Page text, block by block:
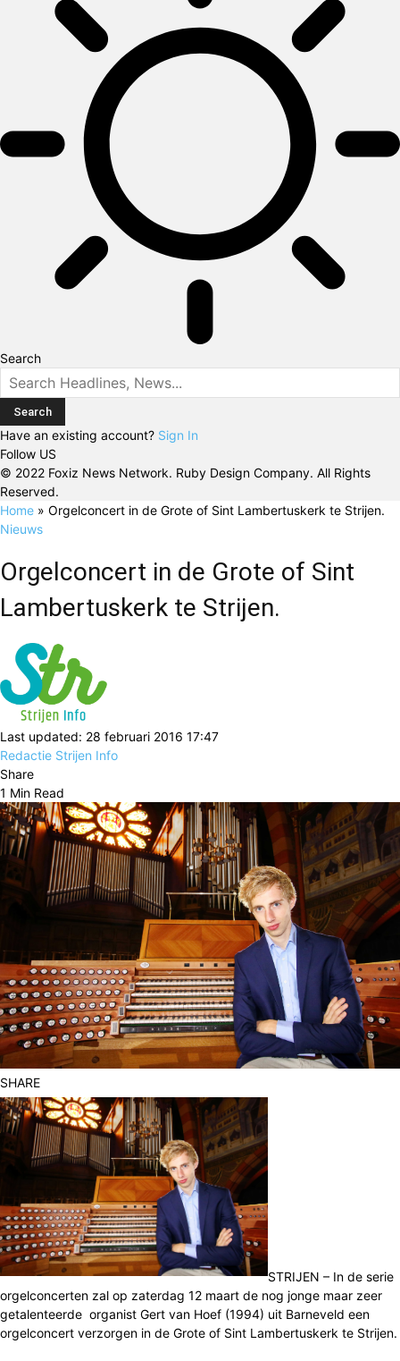
Search
Have an existing account? Sign In
Follow US
© 2022 Foxiz News Network. Ruby Design Company. All Rights
Reserved.
Home » Orgelconcert in de Grote of Sint Lambertuskerk te Strijen.
Nieuws
Orgelconcert in de Grote of Sint
Lambertuskerk te Strijen.
Last updated: 28 februari 2016 17:47
Redactie Strijen Info
Share
1 Min Read
SHARE
STRIJEN – In de serie
orgelconcerten zal op zaterdag 12 maart de nog jonge maar zeer
getalenteerde organist Gert van Hoef (1994) uit Barneveld een
orgelconcert verzorgen in de Grote of Sint Lambertuskerk te Strijen.